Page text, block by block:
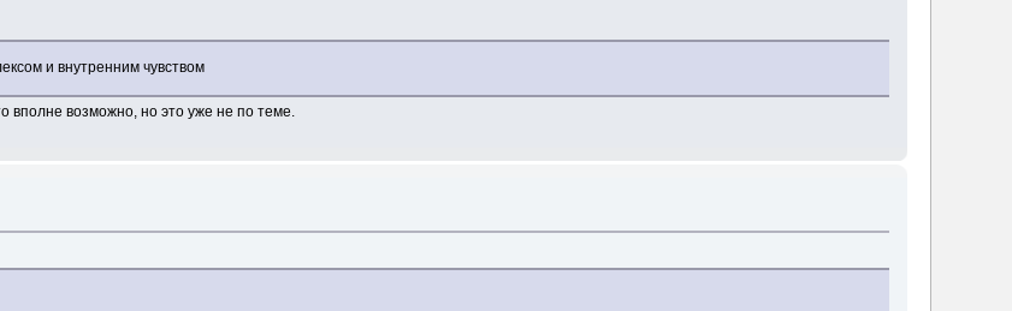
и внутренним чувством
вполне возможно, но это уже не по теме.